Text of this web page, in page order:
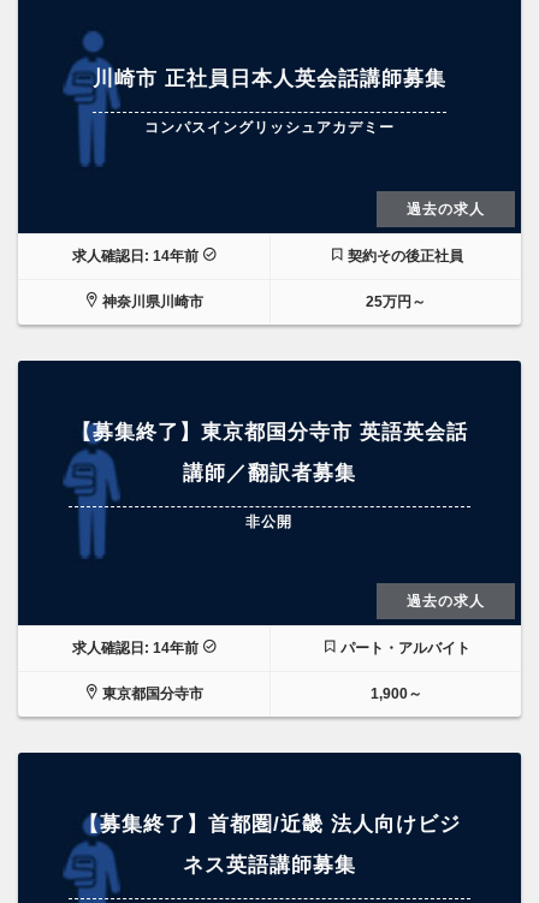
川崎市 正社員日本人英会話講師募集
コンパスイングリッシュアカデミー
過去の求人
求人確認日: 14年前 契約その後正社員
神奈川県川崎市 25万円～
【募集終了】東京都国分寺市 英語英会話
講師／翻訳者募集
非公開
過去の求人
求人確認日: 14年前 パート・アルバイト
東京都国分寺市 1,900～
【募集終了】首都圏/近畿 法人向けビジ
ネス英語講師募集